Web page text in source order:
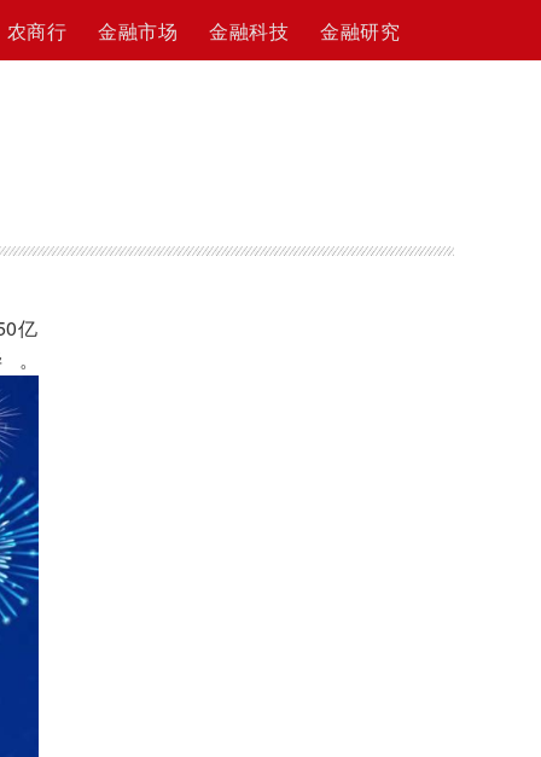
农商行 金融市场 金融科技 金融研究
亿